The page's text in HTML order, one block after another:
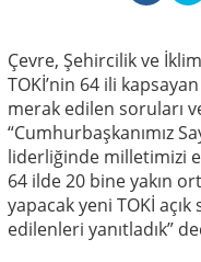
Çevre, Şehircilik ve
TOKİ’nin 64 ili
merak edilen soruları
“Cumhurbaşkanımız
liderliğinde milletimizi
64 ilde 20 bine yakın
yapacak yeni TOKİ
edilenleri yanıtladık”